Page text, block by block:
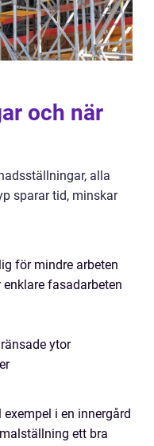
och när
alla
sparar tid, minskar
för mindre arbeten
fasadarbeten
ytor
i en innergård
ett bra